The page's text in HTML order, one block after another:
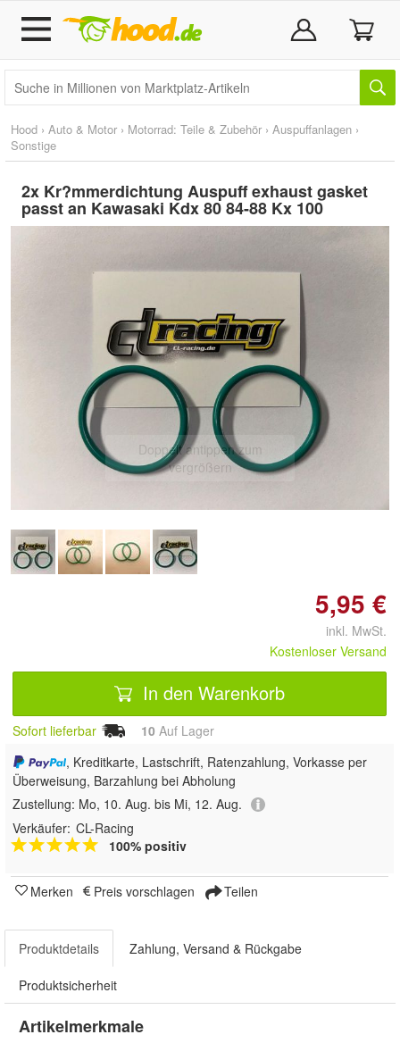
Hood › Auto & Motor › Motorrad: Teile & Zubehör › Auspuffanlagen ›
Sonstige
2x Kr?mmerdichtung Auspuff exhaust gasket
passt an Kawasaki Kdx 80 84-88 Kx 100
Doppelt antippen zum
vergrößern
5,95 €
inkl. MwSt.
Kostenloser Versand
In den Warenkorb
Sofort lieferbar 10 Auf Lager
, Kreditkarte, Lastschrift, Ratenzahlung, Vorkasse per
Überweisung, Barzahlung bei Abholung
Zustellung: Mo, 10. Aug. bis Mi, 12. Aug.
Verkäufer: CL-Racing
100% positiv
Merken Preis vorschlagen Teilen
Produktdetails Zahlung, Versand & Rückgabe
Produktsicherheit
Artikelmerkmale